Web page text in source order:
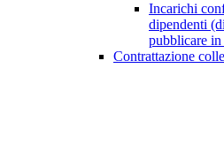
Incarichi
dipendenti
pubblicare in
Contrattazione